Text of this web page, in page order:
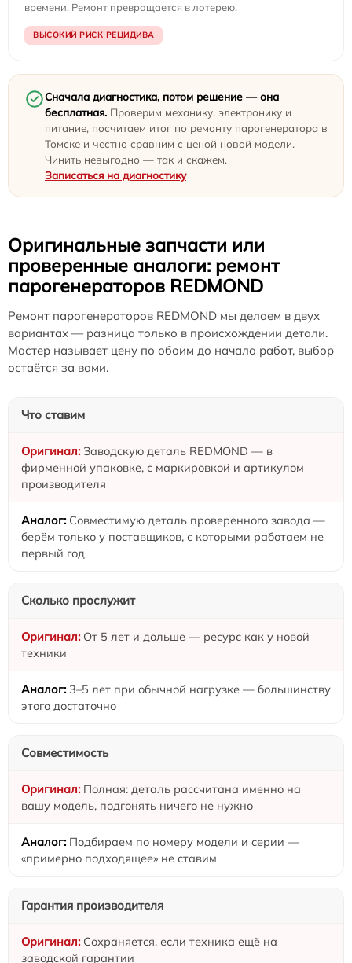
времени. Ремонт превращается в лотерею.
ВЫСОКИЙ РИСК РЕЦИДИВА
Сначала диагностика, потом решение — она
бесплатная. Проверим механику, электронику и
питание, посчитаем итог по ремонту парогенератора в
Томске и честно сравним с ценой новой модели.
Чинить невыгодно — так и скажем.
Записаться на диагностику
Оригинальные запчасти или
проверенные аналоги: ремонт
парогенераторов REDMOND
Ремонт парогенераторов REDMOND мы делаем в двух
вариантах — разница только в происхождении детали.
Мастер называет цену по обоим до начала работ, выбор
остаётся за вами.
Что ставим
Заводскую деталь REDMOND — в
фирменной упаковке, с маркировкой и артикулом
производителя
Совместимую деталь проверенного завода —
берём только у поставщиков, с которыми работаем не
первый год
Сколько прослужит
От 5 лет и дольше — ресурс как у новой
техники
3–5 лет при обычной нагрузке — большинству
этого достаточно
Совместимость
Полная: деталь рассчитана именно на
вашу модель, подгонять ничего не нужно
Подбираем по номеру модели и серии —
«примерно подходящее» не ставим
Гарантия производителя
Сохраняется, если техника ещё на
заводской гарантии